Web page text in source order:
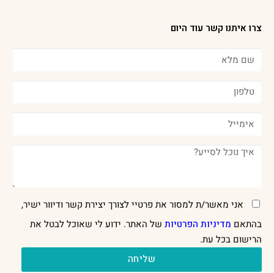
צרו איתנו קשר עוד היום
אני מאשר/ת למסור את פרטיי לצורך יצירת קשר ודיוור ישיר,
בהתאם מדיניות הפרטיות של האתר. ידוע לי שאוכל לבטל את
הרישום בכל עת.
שליחה